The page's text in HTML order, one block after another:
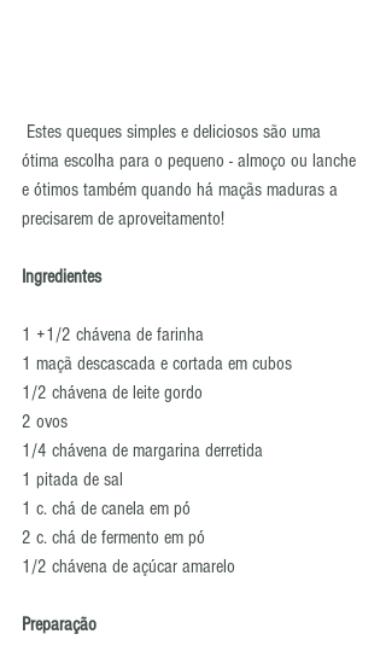
ótima escolha para o pequeno - almoço ou lanche
e ótimos também quando há maçãs maduras a
precisarem de aproveitamento!
Ingredientes
1 +1/2 chávena de farinha
1 maçã descascada e cortada em cubos
1/2 chávena de leite gordo
2 ovos
1/4 chávena de margarina derretida
1 pitada de sal
1 c. chá de canela em pó
2 c. chá de fermento em pó
1/2 chávena de açúcar amarelo
Preparação